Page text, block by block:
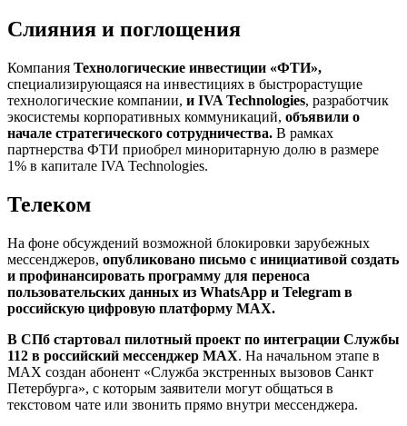
Слияния и поглощения
Компания Технологические инвестиции «ФТИ»,
специализирующаяся на инвестициях в быстрорастущие
технологические компании, и IVA Technologies, разработчик
экосистемы корпоративных коммуникаций, объявили о
начале стратегического сотрудничества. В рамках
партнерства ФТИ приобрел миноритарную долю в размере
1% в капитале IVA Technologies.
Телеком
На фоне обсуждений возможной блокировки зарубежных
мессенджеров, опубликовано письмо с инициативой создать
и профинансировать программу для переноса
пользовательских данных из WhatsApp и Telegram в
российскую цифровую платформу MAX.
В СПб стартовал пилотный проект по интеграции Службы
112 в российский мессенджер МАХ. На начальном этапе в
MAX создан абонент «Служба экстренных вызовов Санкт
Петербурга», с которым заявители могут общаться в
текстовом чате или звонить прямо внутри мессенджера.